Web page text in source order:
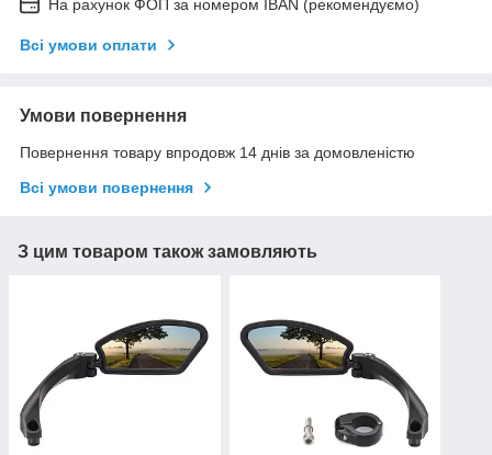
На рахунок ФОП за номером IBAN (рекомендуємо)
Всі умови оплати
Умови повернення
Повернення товару впродовж 14 днів за домовленістю
Всі умови повернення
З цим товаром також замовляють